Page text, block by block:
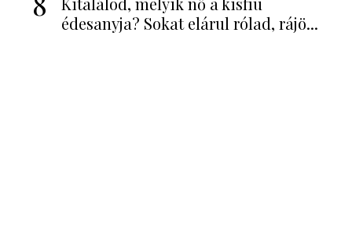
édesanyja? Sokat elárul rólad, rájö...